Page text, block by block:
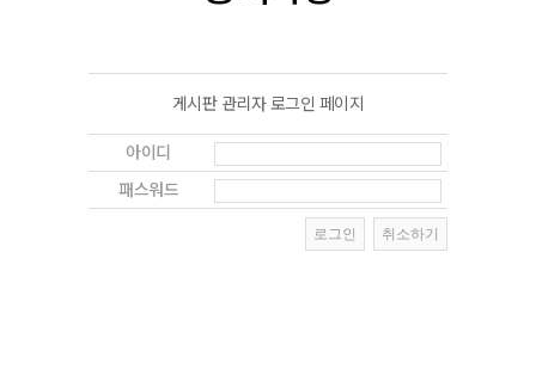
게시판 관리자 로그인 페이지
아이디
패스워드